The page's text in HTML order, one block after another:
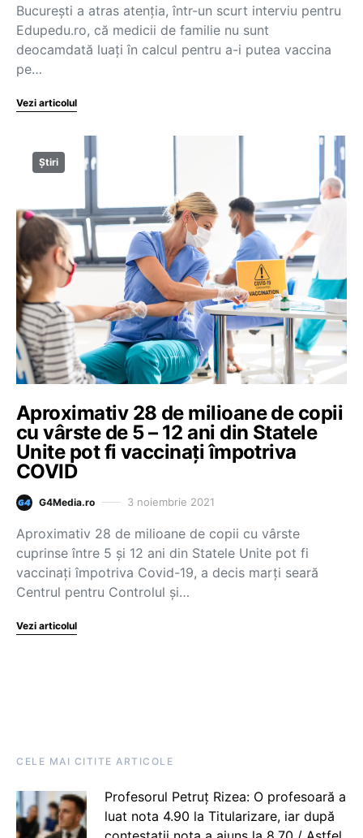
București a atras atenția, într-un scurt interviu pentru
Edupedu.ro, că medicii de familie nu sunt
deocamdată luați în calcul pentru a-i putea vaccina
pe…
Vezi articolul
Știri
Aproximativ 28 de milioane de copii
cu vârste de 5 – 12 ani din Statele
Unite pot fi vaccinaţi împotriva
COVID
G4Media.ro 3 noiembrie 2021
Aproximativ 28 de milioane de copii cu vârste
cuprinse între 5 şi 12 ani din Statele Unite pot fi
vaccinaţi împotriva Covid-19, a decis marţi seară
Centrul pentru Controlul şi…
Vezi articolul
CELE MAI CITITE ARTICOLE
Profesorul Petruț Rizea: O profesoară a
luat nota 4.90 la Titularizare, iar după